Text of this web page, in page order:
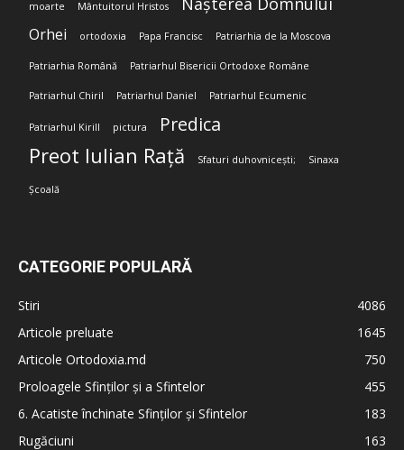
moarte Mântuitorul Hristos
Orhei ortodoxia Papa Francisc Patriarhia de la Moscova
Patriarhia Română Patriarhul Bisericii Ortodoxe Române
Patriarhul Chiril Patriarhul Daniel Patriarhul Ecumenic
Patriarhul Kirill pictura Predica
Preot Iulian Rață Sfaturi duhovnicești; Sinaxa
Școală
CATEGORIE POPULARĂ
Stiri
4086
Articole preluate
1645
Articole Ortodoxia.md
750
Proloagele Sfinților și a Sfintelor
455
6. Acatiste închinate Sfinților și Sfintelor
183
Rugăciuni
163